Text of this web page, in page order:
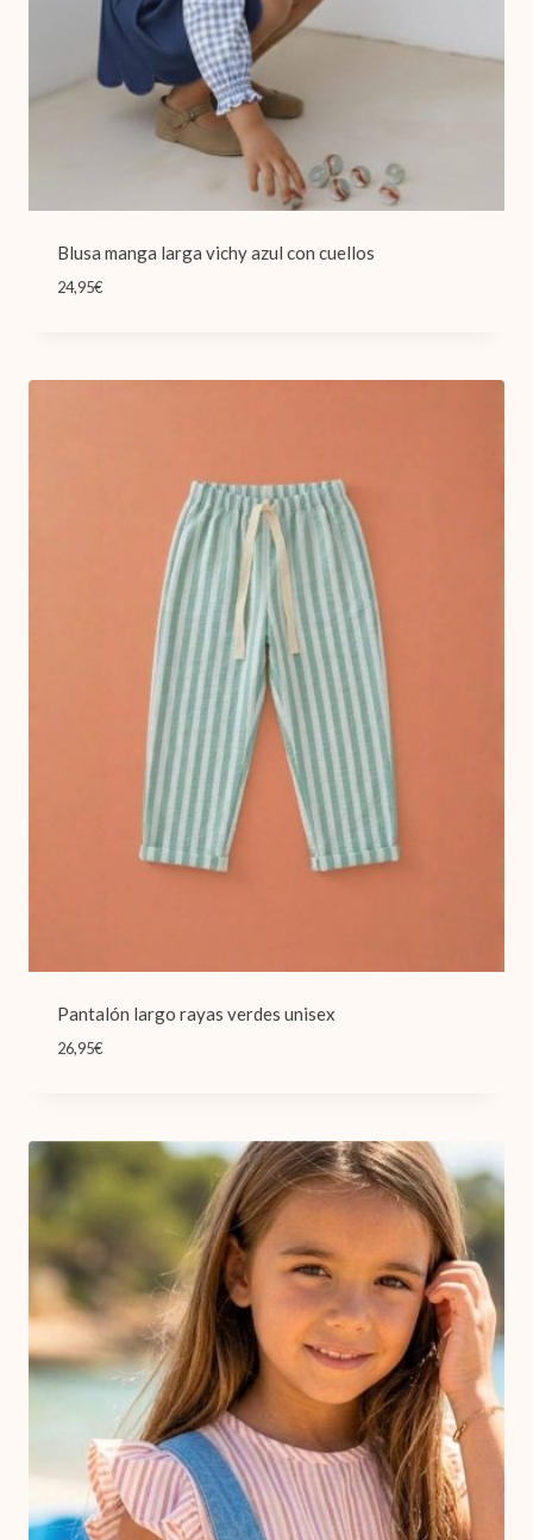
Blusa manga larga vichy azul con cuellos
24,95€
Pantalón largo rayas verdes unisex
26,95€